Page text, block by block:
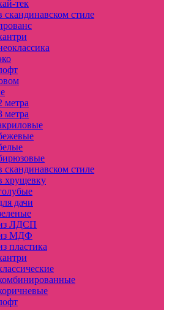
тек
скандинавском стиле
метра
метра
скандинавском стиле
хрущевку
дачи
ЛДСП
МДФ
пластика